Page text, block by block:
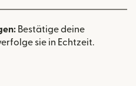
Bestätige deine
sie in Echtzeit.